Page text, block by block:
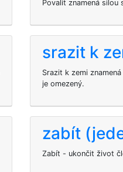
Povalit znamená silou
srazit k
Srazit k zemi
je omezený.
zabít
Zabít - ukončit život